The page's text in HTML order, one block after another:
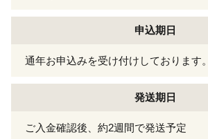
申込期日
通年お申込みを受け付けしております。
発送期日
ご入金確認後、約2週間で発送予定